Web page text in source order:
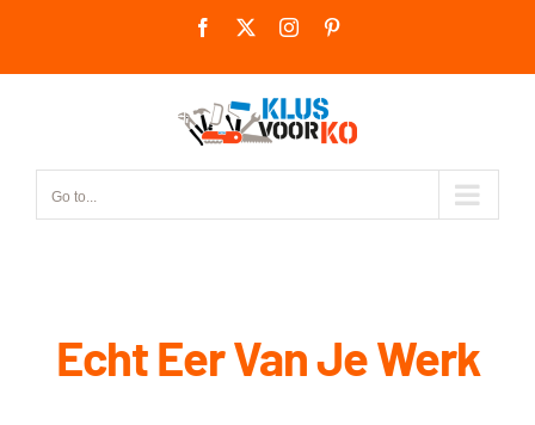
Facebook Instagram
Go to...
Echt Eer Van Je Werk